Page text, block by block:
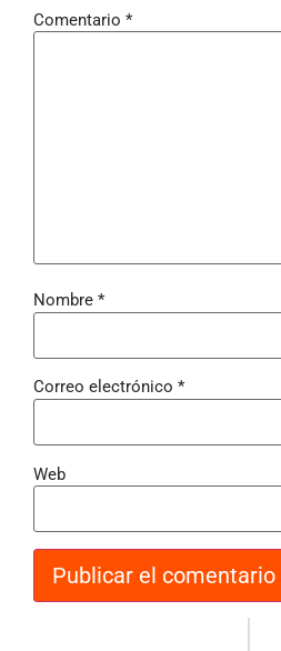
Comentario *
Nombre *
Correo electrónico *
Web